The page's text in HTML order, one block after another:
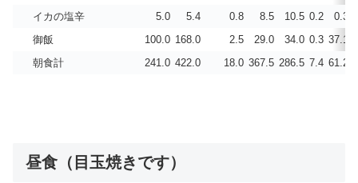
イカの塩辛
5.0 5.4 0.8 8.5 10.5 0.2 0.3
御飯
100.0 168.0 2.5 29.0 34.0 0.3 37.1
朝食計
241.0 422.0 18.0 367.5 286.5 7.4 61.2
昼食（目玉焼きです）